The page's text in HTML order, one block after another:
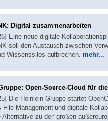
Digital zusammenarbeiten
Eine neue digitale
soll den Austausch zwischen
Wissenssilos aufbrechen. mehr...
Open-Source-Cloud für
Die Heinlein Gruppe startet
File-Management und digitale
Alternative zu den großen